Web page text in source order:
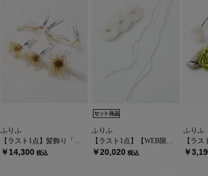
ふりふ
【ラスト1点】髪飾り「菊水引Uピン」
￥14,300 税込
ふりふ
【ラスト1点】【WEB限定】つまみ×パールヘッドドレスセット
￥20,020 税込
ふりふ
【ラス
￥